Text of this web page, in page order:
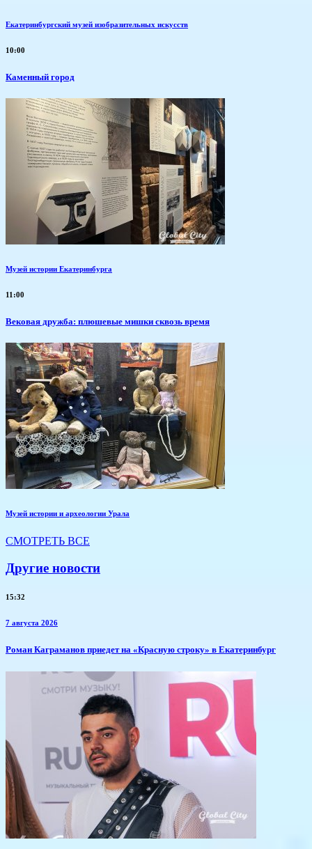
Екатеринбургский музей изобразительных искусств
10:00
Каменный город
Музей истории Екатеринбурга
11:00
Вековая дружба: плюшевые мишки сквозь время
Музей истории и археологии Урала
СМОТРЕТЬ ВСЕ
Другие новости
15:32
7 августа 2026
​Роман Каграманов приедет на «Красную строку» в Екатеринбург